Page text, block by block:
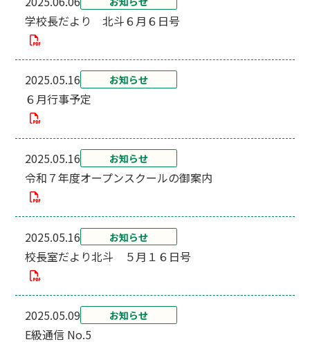
学校長だより 北斗６月６日号
2025.05.16 お知らせ
６月行事予定
2025.05.16 お知らせ
令和７年度オープンスクールの御案内
2025.05.16 お知らせ
校長室だより北斗 ５月１６日号
2025.05.09 お知らせ
E級通信 No.5